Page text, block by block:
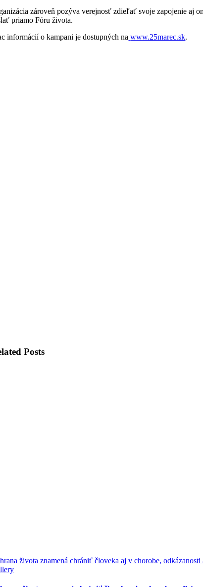
zároveň pozýva verejnosť zdieľať svoje zapojenie aj
priamo Fóru života.
informácií o kampani je dostupných na www.25marec.sk.
Posts
života znamená chrániť človeka aj v chorobe, odkázanosti